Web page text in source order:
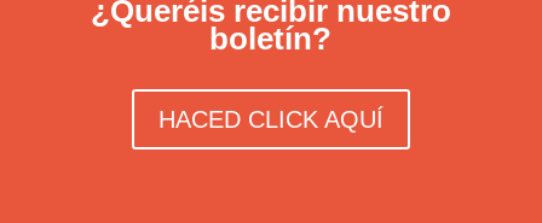
¿Queréis recibir nuestro
boletín?
HACED CLICK AQUÍ